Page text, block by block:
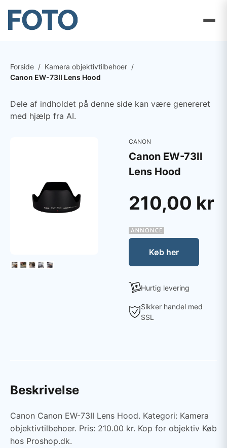
Forside / Kamera objektivtilbehoer /
Canon EW-73II Lens Hood
Dele af indholdet på denne side kan være genereret
med hjælp fra AI.
CANON
Canon EW-73II
Lens Hood
210,00 kr
Køb her
Hurtig levering
Sikker handel med
SSL
Beskrivelse
Canon Canon EW-73II Lens Hood. Kategori: Kamera
objektivtilbehoer. Pris: 210.00 kr. Kop for objektiv Køb
hos Proshop.dk.